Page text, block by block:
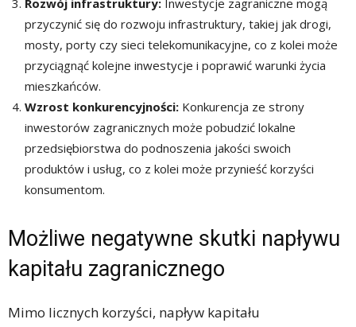
Rozwój infrastruktury: Inwestycje zagraniczne mogą
przyczynić się do rozwoju infrastruktury, takiej jak drogi,
mosty, porty czy sieci telekomunikacyjne, co z kolei może
przyciągnąć kolejne inwestycje i poprawić warunki życia
mieszkańców.
Wzrost konkurencyjności: Konkurencja ze strony
inwestorów zagranicznych może pobudzić lokalne
przedsiębiorstwa do podnoszenia jakości swoich
produktów i usług, co z kolei może przynieść korzyści
konsumentom.
Możliwe negatywne skutki napływu
kapitału zagranicznego
Mimo licznych korzyści, napływ kapitału